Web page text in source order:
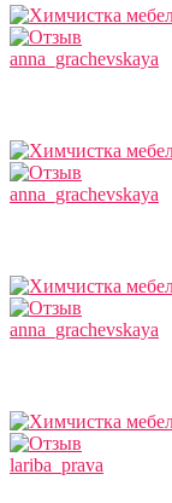
anna_grachevskaya
anna_grachevskaya
anna_grachevskaya
lariba_prava